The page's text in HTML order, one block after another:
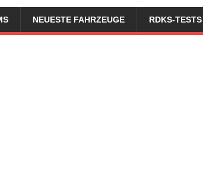
NEUESTE FAHRZEUGE RDKS-TESTS